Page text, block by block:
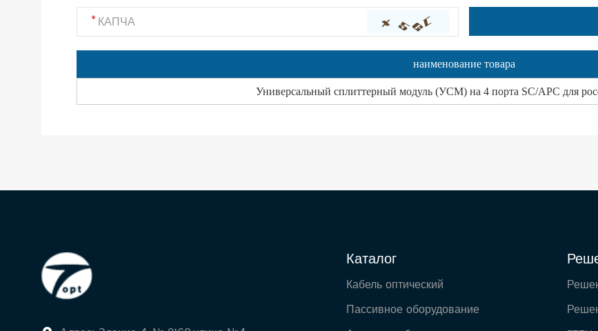
наименование товара
Универсальный сплиттерный модуль (УСМ) на 4 порта SC/APC для
Каталог
Кабель оптический
Пассивное оборудование